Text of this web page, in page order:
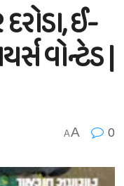
ઈ-
વોન્ટેડ |
AA 0